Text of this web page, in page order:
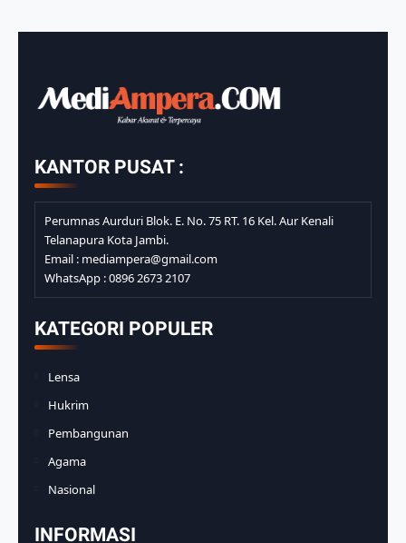
KANTOR PUSAT :
Perumnas Aurduri Blok. E. No. 75 RT. 16 Kel. Aur Kenali
Telanapura Kota Jambi.
Email : mediampera@gmail.com
WhatsApp : 0896 2673 2107
KATEGORI POPULER
Lensa
Hukrim
Pembangunan
Agama
Nasional
INFORMASI